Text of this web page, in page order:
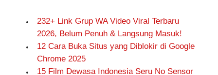
232+ Link Grup WA Video Viral Terbaru
2026, Belum Penuh & Langsung Masuk!
12 Cara Buka Situs yang Diblokir di Google
Chrome 2025
15 Film Dewasa Indonesia Seru No Sensor